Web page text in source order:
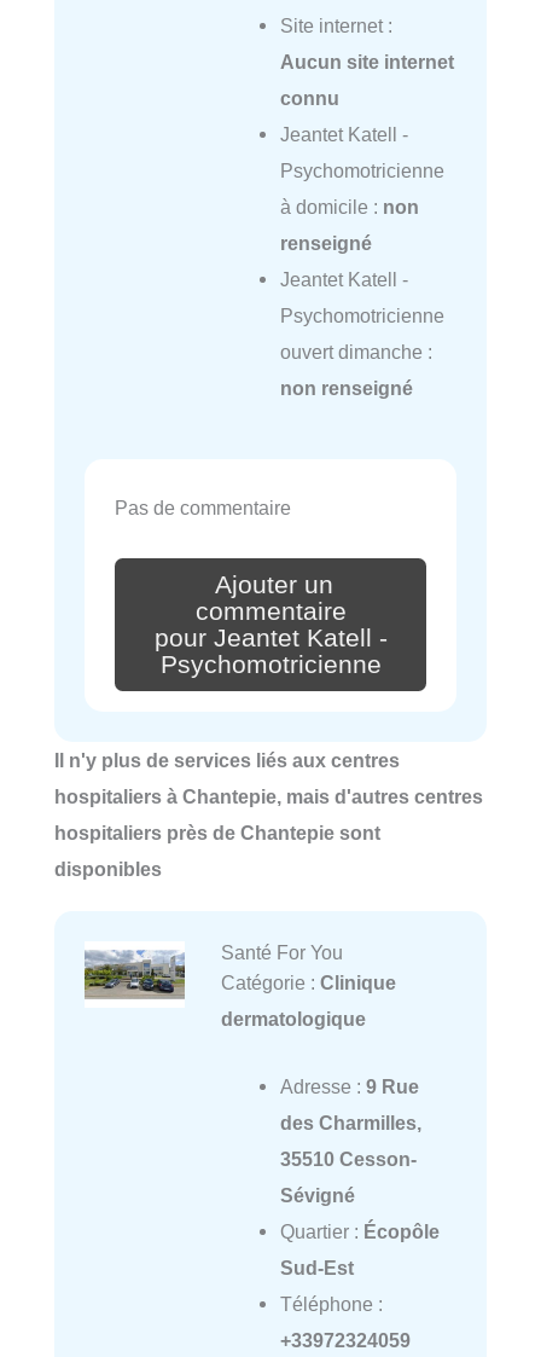
Site internet :
Aucun site internet
connu
Jeantet Katell -
Psychomotricienne
à domicile : non
renseigné
Jeantet Katell -
Psychomotricienne
ouvert dimanche :
non renseigné
Pas de commentaire
Ajouter un
commentaire
pour Jeantet Katell -
Psychomotricienne
Il n'y plus de services liés aux centres
hospitaliers à Chantepie, mais d'autres centres
hospitaliers près de Chantepie sont
disponibles
Santé For You
Catégorie : Clinique
dermatologique
Adresse : 9 Rue
des Charmilles,
35510 Cesson-
Sévigné
Quartier : Écopôle
Sud-Est
Téléphone :
+33972324059